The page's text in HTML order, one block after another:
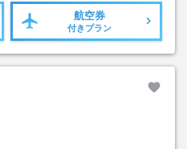
航空券
付きプラン